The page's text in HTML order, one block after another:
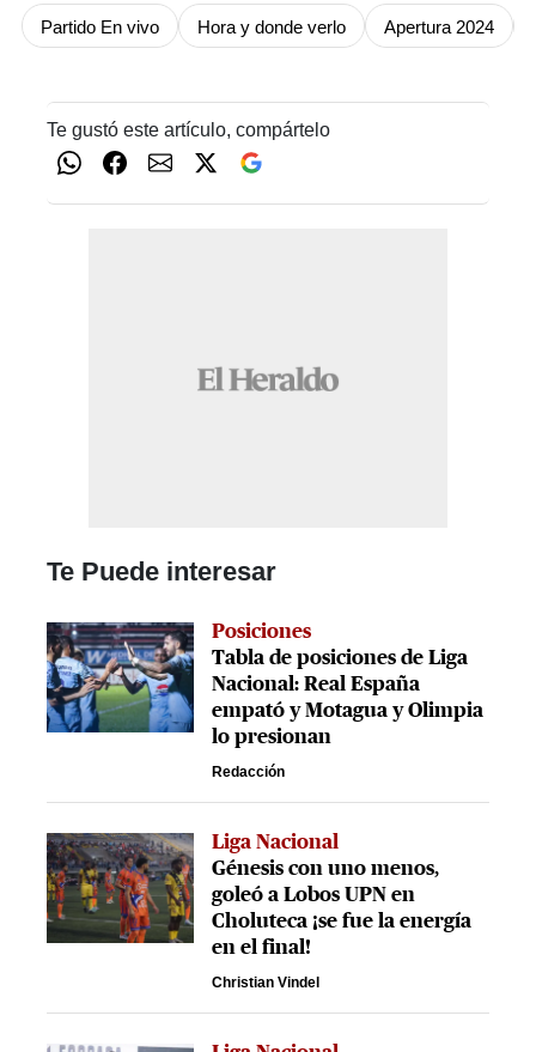
Partido En vivo Hora y donde verlo Apertura 2024
Te gustó este artículo, compártelo
Te Puede interesar
Posiciones
Tabla de posiciones de Liga
Nacional: Real España
empató y Motagua y Olimpia
lo presionan
Redacción
Liga Nacional
Génesis con uno menos,
goleó a Lobos UPN en
Choluteca ¡se fue la energía
en el final!
Christian Vindel